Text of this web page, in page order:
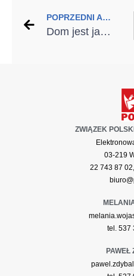
POPRZEDNI ARTYKUŁ
Dom jest jak dobrze napisany scenariusz. Somfy prezentuje kampanię TaHoma z udziałem Cezarego Pazury
ZWIĄZEK
03-219
22 743 87
tel. 537
PAWEŁ